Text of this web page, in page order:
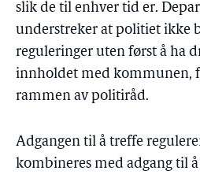
slik de til enhver tid er.
understreker at politiet ikke
reguleringer uten først å ha
innholdet med kommunen,
rammen av politiråd.
Adgangen til å treffe
kombineres med adgang til